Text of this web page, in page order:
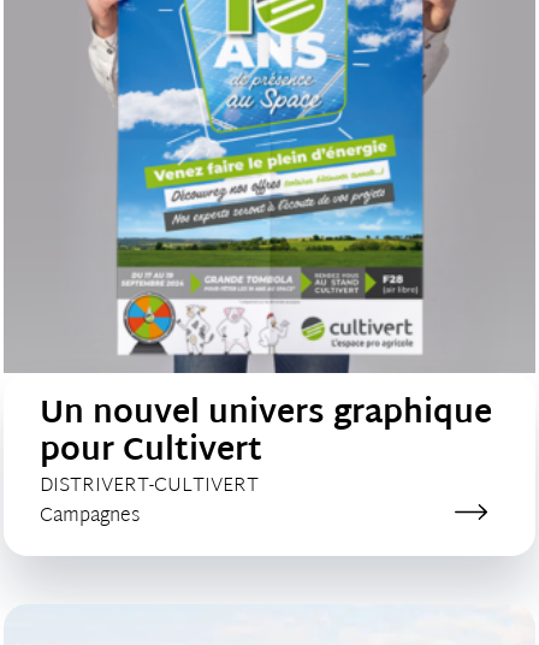
Un nouvel univers graphique
pour Cultivert
CLIENT :
DISTRIVERT-CULTIVERT
Catégorie de création :
Campagnes